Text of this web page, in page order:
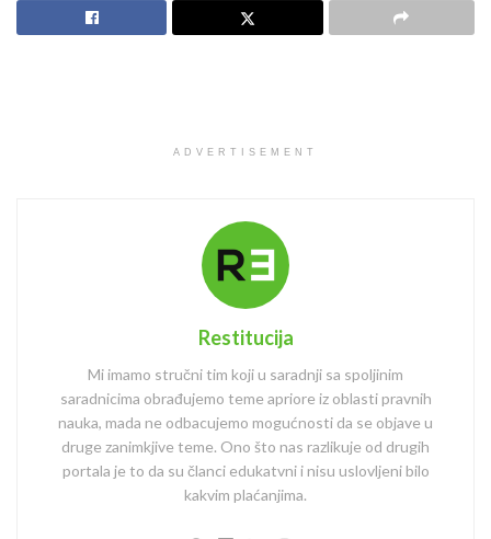
ADVERTISEMENT
Restitucija
Mi imamo stručni tim koji u saradnji sa spoljinim
saradnicima obrađujemo teme apriore iz oblasti pravnih
nauka, mada ne odbacujemo mogućnosti da se objave u
druge zanimkjive teme. Ono što nas razlikuje od drugih
portala je to da su članci edukatvni i nisu uslovljeni bilo
kakvim plaćanjima.